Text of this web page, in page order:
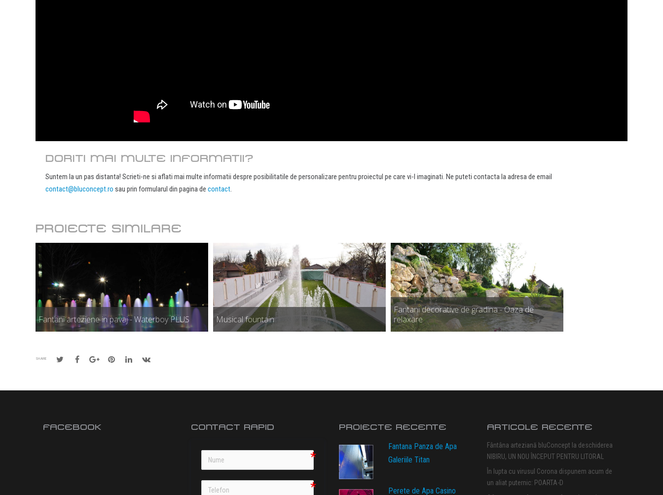
DORITI MAI MULTE INFORMATII?
Suntem la un pas distanta! Scrieti-ne si aflati mai multe informatii despre posibilitatile de personalizare pentru proiectul pe care vi-l imaginati. Ne puteti contacta la adresa de email
contact@bluconcept.ro sau prin formularul din pagina de contact.
PROIECTE SIMILARE
Fantani arteziene in pavaj - Waterboy PLUS Musical fountain
Fantani decorative de gradina - Oaza de
relaxare
SHARE
FACEBOOK CONTACT RAPID PROIECTE RECENTE
Fantana Panza de Apa
Galeriile Titan
Perete de Apa Casino
ARTICOLE RECENTE
Fântâna arteziană bluConcept la deschiderea
NIBIRU, UN NOU ÎNCEPUT PENTRU LITORAL
În lupta cu virusul Corona dispunem acum de
un aliat puternic: POARTA-D